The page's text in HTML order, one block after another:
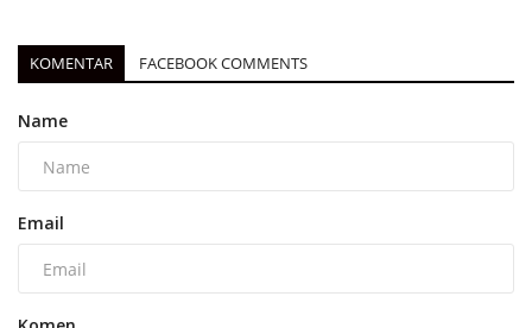
KOMENTAR FACEBOOK COMMENTS
Name
Email